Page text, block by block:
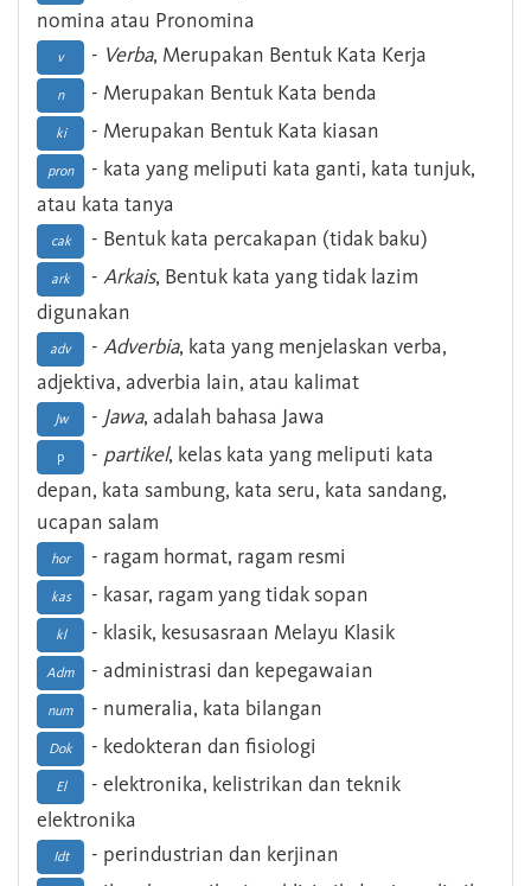
nomina atau Pronomina
v - Verba, Merupakan Bentuk Kata Kerja
n - Merupakan Bentuk Kata benda
ki - Merupakan Bentuk Kata kiasan
pron
- kata yang meliputi kata ganti, kata tunjuk,
atau kata tanya
cak - Bentuk kata percakapan (tidak baku)
ark - Arkais, Bentuk kata yang tidak lazim
digunakan
adv - Adverbia, kata yang menjelaskan verba,
adjektiva, adverbia lain, atau kalimat
Jw - Jawa, adalah bahasa Jawa
p - partikel, kelas kata yang meliputi kata
depan, kata sambung, kata seru, kata sandang,
ucapan salam
hor - ragam hormat, ragam resmi
kas - kasar, ragam yang tidak sopan
kl - klasik, kesusasraan Melayu Klasik
Adm - administrasi dan kepegawaian
num - numeralia, kata bilangan
Dok - kedokteran dan fisiologi
El
- elektronika, kelistrikan dan teknik
elektronika
Idt
- perindustrian dan kerjinan